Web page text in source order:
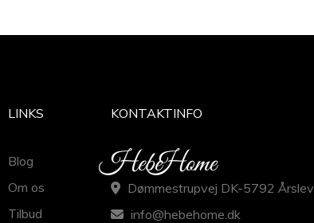
LINKS
Blog
Om os
Tilbud
KONTAKTINFO
Dømmestrupvej DK-5792 Årslev
info@hebehome.dk